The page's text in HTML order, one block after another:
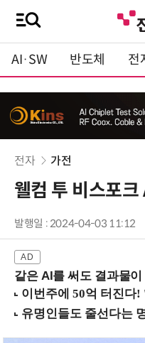
AI·SW 반도체 전
전자 가전
웰컴 투 비스포크
발행일 : 2024-04-03 11:12
같은 AI를 써도 결과물이